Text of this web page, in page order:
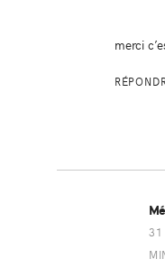
merci
31